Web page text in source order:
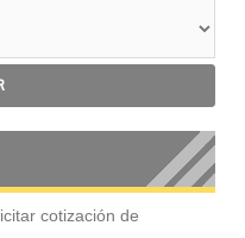
cotización de